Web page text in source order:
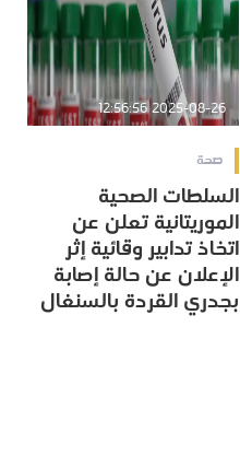
2025-08-26 12:56:56
صحة
السلطات الصحية
الموريتانية تعلن عن
اتخاذ تدابير وقائية إثر
الإعلان عن حالة إصابة
بجدري القردة بالسنغال